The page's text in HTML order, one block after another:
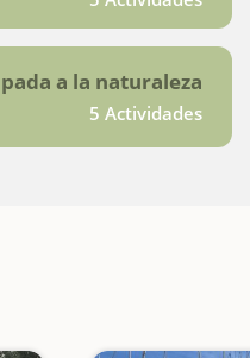
a la naturaleza
5 Actividades